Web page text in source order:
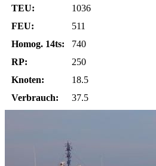
TEU:
1036
FEU:
511
Homog. 14ts:
740
RP:
250
Knoten:
18.5
Verbrauch:
37.5